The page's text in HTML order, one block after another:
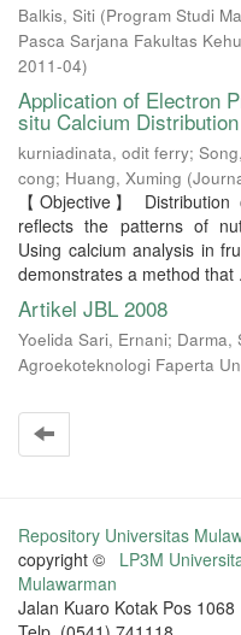
Balkis, Siti (Program Studi
Pasca Sarjana Fakultas
2011-04)
Application of Electron
situ Calcium
kurniadinata, odit ferry;
cong; Huang, Xuming (
【Objective】
reflects the patterns of
Using calcium analysis in
demonstrates a method that
Artikel JBL 2008
Yoelida Sari, Ernani; Darma,
Agroekoteknologi Faperta
Repository Universitas
copyright © LP3M
Mulawarman
Jalan Kuaro Kotak Pos 1068